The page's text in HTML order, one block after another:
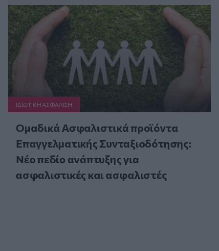
ΙΔΙΩΤΙΚΗ ΑΣΦAΛΙΣΗ
Ομαδικά Ασφαλιστικά προϊόντα
Επαγγελματικής Συνταξιοδότησης:
Νέο πεδίο ανάπτυξης για
ασφαλιστικές και ασφαλιστές